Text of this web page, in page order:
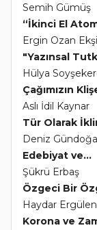
Semih Gümüş
“İkinci El
Ergin Ozan
"Yazınsal
Hülya
Çağımızın
Aslı İdil Kaynar
Tür Olarak
Deniz
Edebiyat ve...
Şükrü Erbaş
Özgeci Bir
Haydar Ergülen
Korona ve